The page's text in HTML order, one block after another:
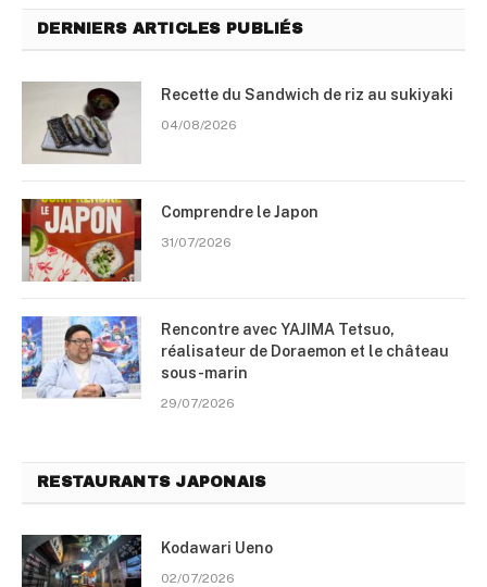
DERNIERS ARTICLES PUBLIÉS
Recette du Sandwich de riz au sukiyaki
04/08/2026
Comprendre le Japon
31/07/2026
Rencontre avec YAJIMA Tetsuo,
réalisateur de Doraemon et le château
sous-marin
29/07/2026
RESTAURANTS JAPONAIS
Kodawari Ueno
02/07/2026